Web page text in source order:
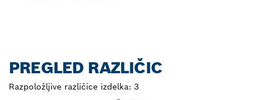
PREGLED RAZLIČIC
Razpoložljive različice izdelka: 3